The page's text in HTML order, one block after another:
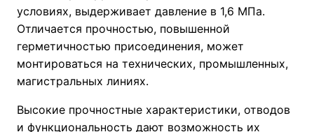
условиях, выдерживает давление в 1,6 МПа.
Отличается прочностью, повышенной
герметичностью присоединения, может
монтироваться на технических, промышленных,
магистральных линиях.
Высокие прочностные характеристики, отводов
и функциональность дают возможность их